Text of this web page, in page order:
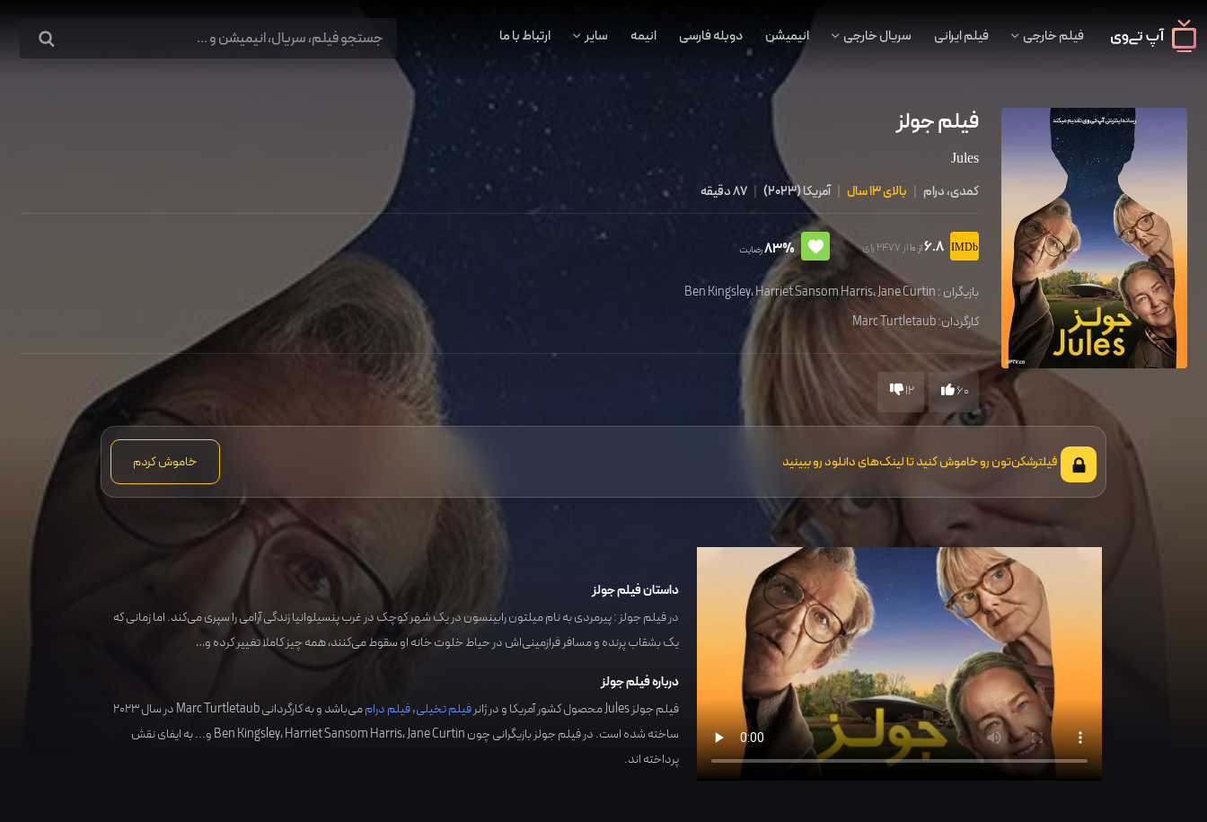
فیلم خارجی فیلم ایرانی سریال خارجی انیمیشن دوبله فارسی انیمه سایر ارتباط با ما
فیلم جولز
Jules
کمدی، درام | بالای 13 سال | آمریکا(
2023
)
|
6.8از 10 از 2477 رای 83%رضایت
بازیگران : Ben Kingsley،Harriet Sansom Harris،Jane Curtin
کارگردان:Marc Turtletaub
60
12
فیلترشکن‌تون رو خاموش کنید تا لینک‌های دانلود رو ببینید خاموش کردم
داستان فیلم جولز
در فیلم جولز : پیرمردی به نام میلتون رابینسون در یک شهر کوچک در غرب پنسیلوانیا زندگی آرامی را سپری می‌کند. اما زمانی که
یک بشقاب پرنده و مسافر فرازمینی‌اش در حیاط خلوت خانه او سقوط می‌کنند، همه چیز کاملا تغییر کرده و…
درباره فیلم جولز
فیلم جولز Jules محصول کشور آمریکاو در ژانرفیلم تخیلی,فیلم دراممی‌باشد و به کارگردانیMarc Turtletaubدر سال2023
ساخته شده است. در فیلم جولز بازیگرانی چون
Ben Kingsley،Harriet Sansom Harris،Jane Curtin
و... به ایفای نقش
پرداخته اند.